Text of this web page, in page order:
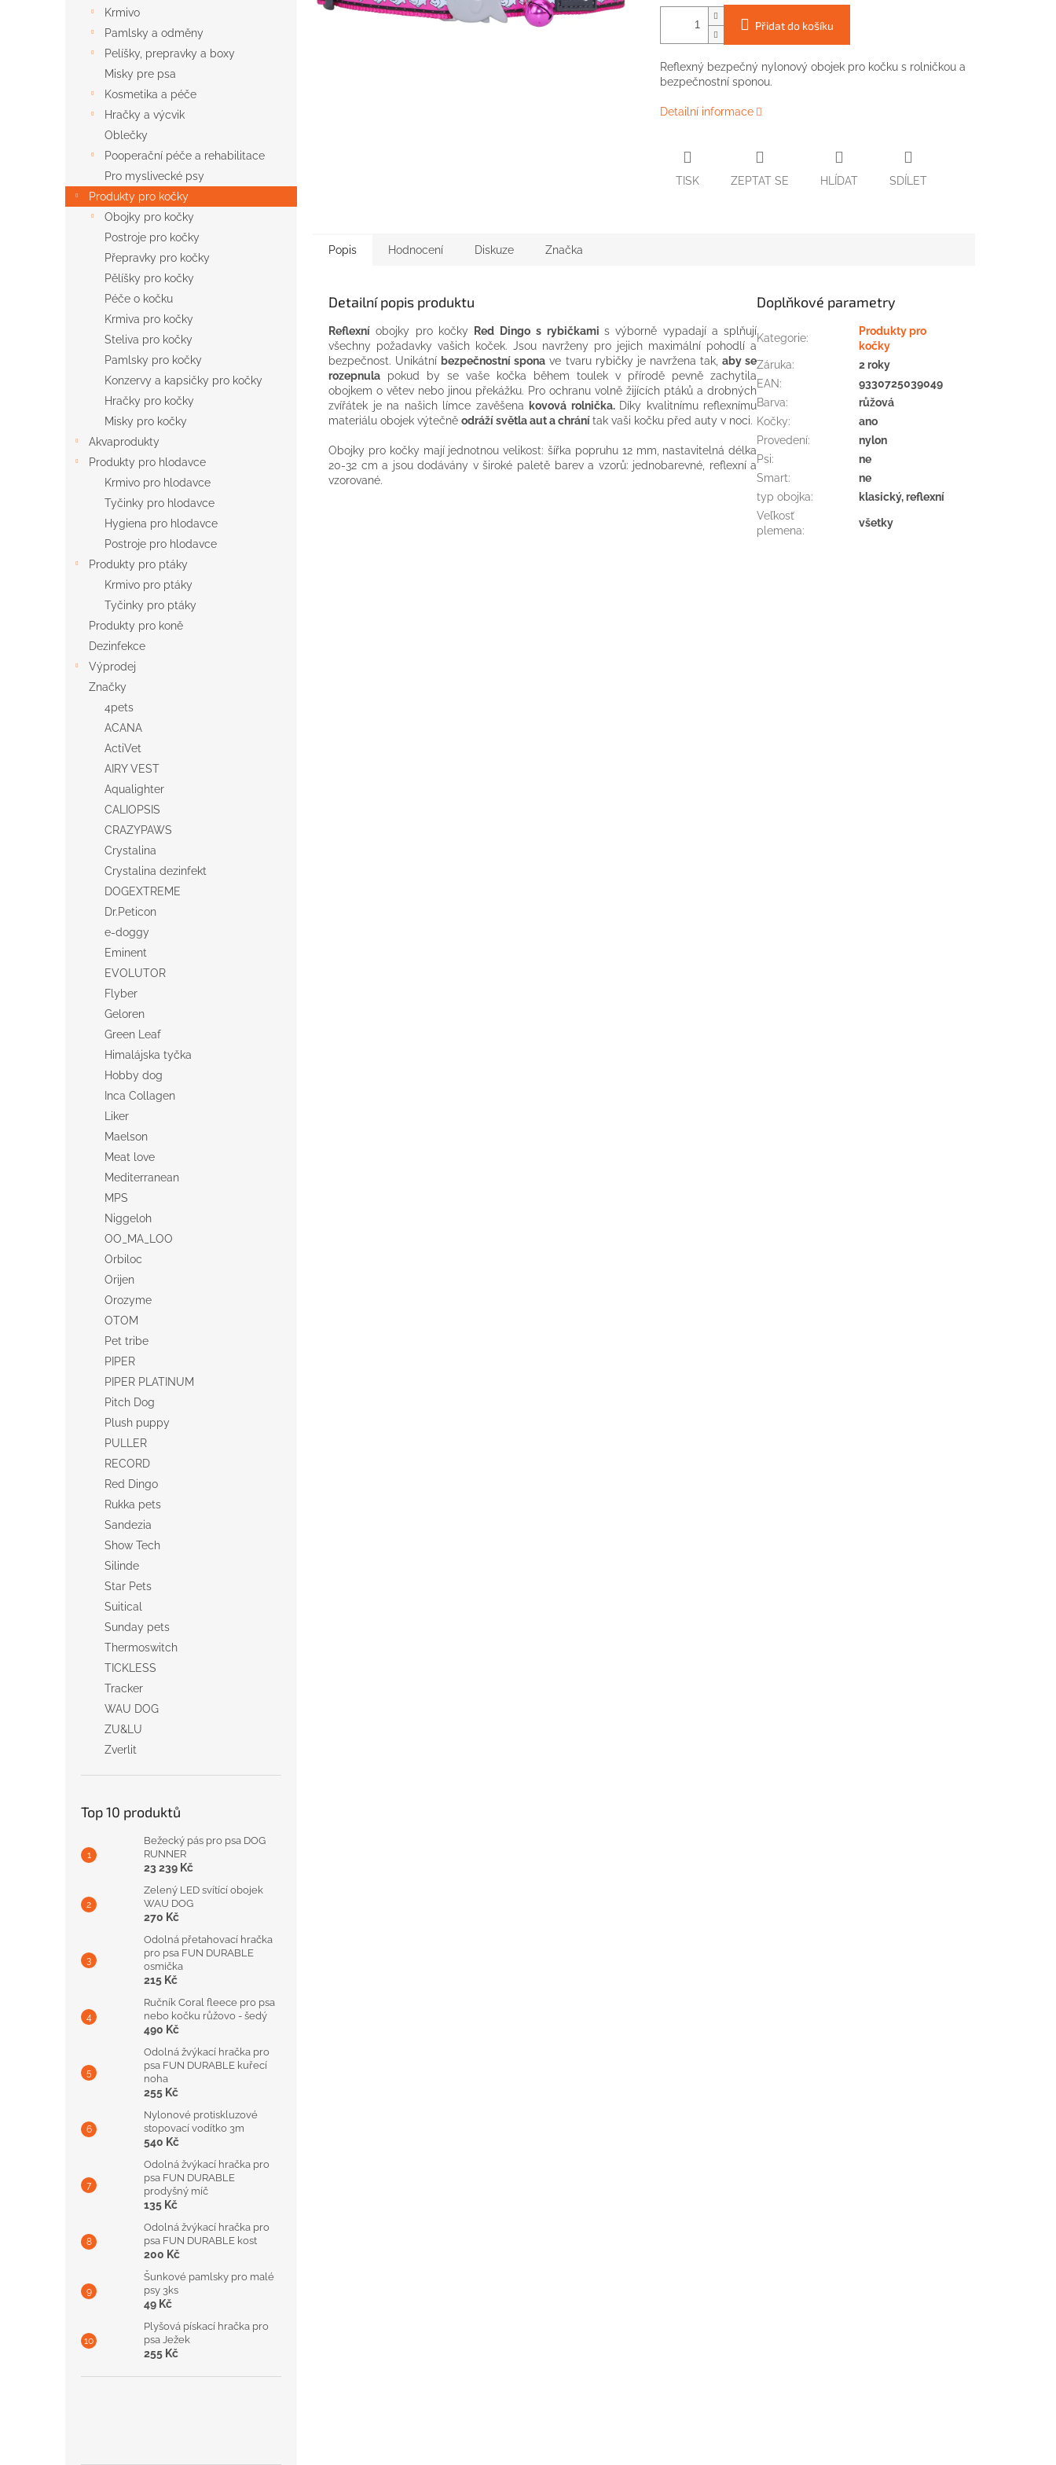
Krmivo
Pamlsky a odměny
Pelíšky, prepravky a boxy
Misky pre psa
Kosmetika a péče
Hračky a výcvik
Oblečky
Pooperační péče a rehabilitace
Pro myslivecké psy
Produkty pro kočky
Obojky pro kočky
Postroje pro kočky
Přepravky pro kočky
Pělíšky pro kočky
Péče o kočku
Krmiva pro kočky
Steliva pro kočky
Pamlsky pro kočky
Konzervy a kapsičky pro kočky
Hračky pro kočky
Misky pro kočky
Akvaprodukty
Produkty pro hlodavce
Krmivo pro hlodavce
Tyčinky pro hlodavce
Hygiena pro hlodavce
Postroje pro hlodavce
Produkty pro ptáky
Krmivo pro ptáky
Tyčinky pro ptáky
Produkty pro koně
Dezinfekce
Výprodej
Značky
4pets
ACANA
ActiVet
AIRY VEST
Aqualighter
CALIOPSIS
CRAZYPAWS
Crystalina
Crystalina dezinfekt
DOGEXTREME
Dr.Peticon
e-doggy
Eminent
EVOLUTOR
Flyber
Geloren
Green Leaf
Himalájska tyčka
Hobby dog
Inca Collagen
Liker
Maelson
Meat love
Mediterranean
MPS
Niggeloh
OO_MA_LOO
Orbiloc
Orijen
Orozyme
OTOM
Pet tribe
PIPER
PIPER PLATINUM
Pitch Dog
Plush puppy
PULLER
RECORD
Red Dingo
Rukka pets
Sandezia
Show Tech
Silinde
Star Pets
Suitical
Sunday pets
Thermoswitch
TICKLESS
Tracker
WAU DOG
ZU&LU
Zverlit
Top 10 produktů
Bežecký pás pro psa DOG
RUNNER
23 239 Kč
Zelený LED svítící obojek
WAU DOG
270 Kč
Odolná přetahovací hračka
pro psa FUN DURABLE
osmička
215 Kč
Ručník Coral fleece pro psa
nebo kočku růžovo - šedý
490 Kč
Odolná žvýkací hračka pro
psa FUN DURABLE kuřecí
noha
255 Kč
Nylonové protiskluzové
stopovací vodítko 3m
540 Kč
Odolná žvýkací hračka pro
psa FUN DURABLE
prodyšný míč
135 Kč
Odolná žvýkací hračka pro
psa FUN DURABLE kost
200 Kč
Šunkové pamlsky pro malé
psy 3ks
49 Kč
Plyšová pískací hračka pro
psa Ježek
255 Kč
Přidat do košíku
Reflexný bezpečný nylonový obojek pro kočku s rolničkou a
bezpečnostní sponou.
Detailní informace
TISK ZEPTAT SE HLÍDAT SDÍLET
Popis Hodnocení Diskuze Značka
Detailní popis produktu
Reflexní obojky pro kočky Red Dingo s rybičkami s výborně vypadají a splňují
všechny požadavky vašich koček. Jsou navrženy pro jejich maximální pohodlí a
bezpečnost. Unikátní bezpečnostní spona ve tvaru rybičky je navržena tak,aby se
rozepnula pokud by se vaše kočka během toulek v přírodě pevně zachytila
obojkem o větev nebo jinou překážku. Pro ochranu volně žijících ptáků a drobných
zvířátek je na našich límce zavěšena kovová rolnička. Díky kvalitnímu reflexnímu
materiálu obojek výtečně odráží světla aut a chránítak vaši kočku před auty v noci.
Obojky pro kočky mají jednotnou velikost: šířka popruhu 12 mm, nastavitelná délka
20-32 cm a jsou dodávány v široké paletě barev a vzorů: jednobarevné, reflexní a
vzorované.
Doplňkové parametry
Kategorie:
Produkty pro
kočky
Záruka:
2 roky
EAN:
9330725039049
Barva:
růžová
Kočky:
ano
Provedení:
nylon
Psi:
ne
Smart:
ne
typ obojka:
klasický, reflexní
Veľkosť
plemena:
všetky